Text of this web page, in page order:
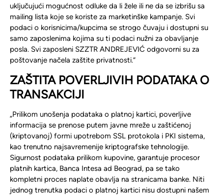
uključujući mogućnost odluke da li žele ili ne da se izbrišu sa
mailing lista koje se koriste za marketinške kampanje. Svi
podaci o korisnicima/kupcima se strogo čuvaju i dostupni su
samo zaposlenima kojima su ti podaci nužni za obavljanje
posla. Svi zaposleni SZZTR ANDREJEVIĆ odgovorni su za
poštovanje načela zaštite privatnosti.“
ZAŠTITA POVERLJIVIH PODATAKA O
TRANSAKCIJI
„Prilikom unošenja podataka o platnoj kartici, poverljive
informacija se prenose putem javne mreže u zaštićenoj
(kriptovanoj) formi upotrebom SSL protokola i PKI sistema,
kao trenutno najsavremenije kriptografske tehnologije.
Sigurnost podataka prilikom kupovine, garantuje procesor
platnih kartica, Banca Intesa ad Beograd, pa se tako
kompletni proces naplate obavlja na stranicama banke. Niti
jednog trenutka podaci o platnoj kartici nisu dostupni našem